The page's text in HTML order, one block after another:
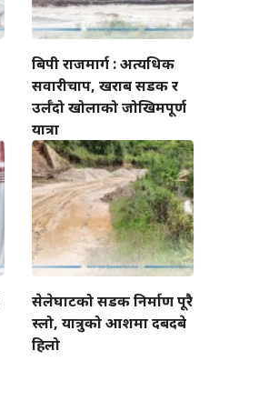
बिपी राजमार्ग : अत्यधिक
सवारीचाप, खराब सडक र
उर्लँदो खोलाको जोखिमपूर्ण
यात्रा
सेलेघाटको सडक निर्माण पूरै
स्लो, यात्रुको आशमा दबदबे
हिलो